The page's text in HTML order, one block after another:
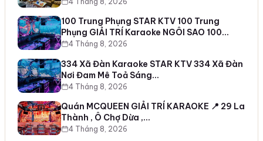
100 Trung Phụng STAR KTV 100 Trung
Phụng GIẢI TRÍ Karaoke NGÔI SAO 100…
4 Tháng 8, 2026
334 Xã Đàn Karaoke STAR KTV 334 Xã Đàn
Nơi Đam Mê Toả Sáng…
4 Tháng 8, 2026
Quán MCQUEEN GIẢI TRÍ KARAOKE 📍 29 La
Thành , Ô Chợ Dừa ,…
4 Tháng 8, 2026